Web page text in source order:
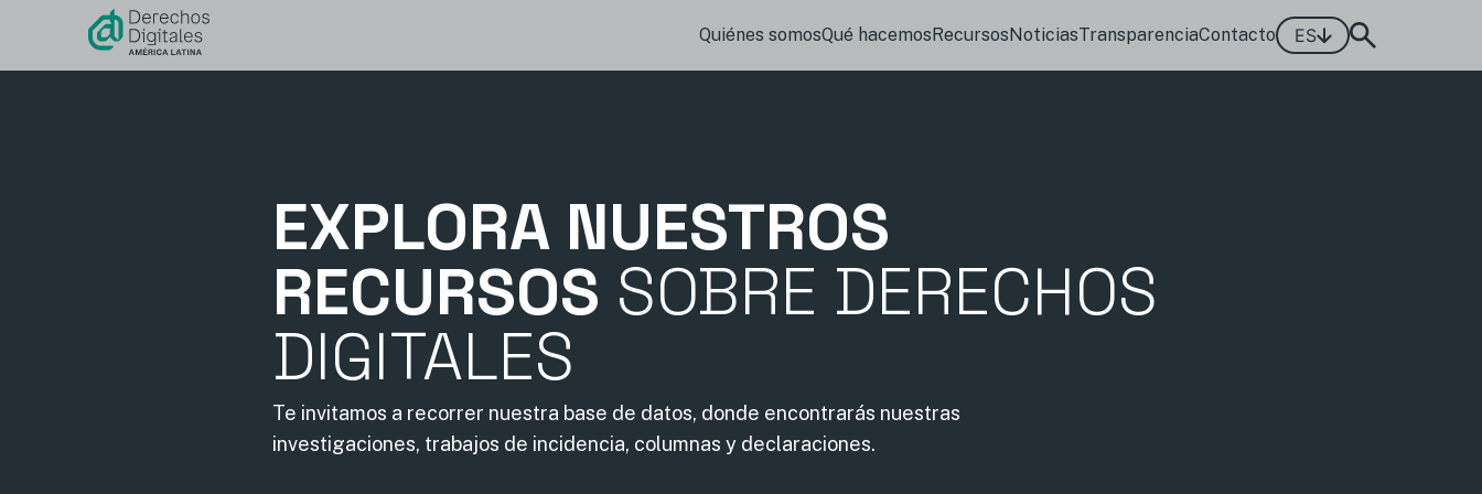
Quiénes somosQué hacemosRecursosNoticiasTransparenciaContacto ES
EXPLORA NUESTROS
RECURSOS SOBRE DERECHOS
DIGITALES
Te invitamos a recorrer nuestra base de datos, donde encontrarás nuestras
investigaciones, trabajos de incidencia, columnas y declaraciones.